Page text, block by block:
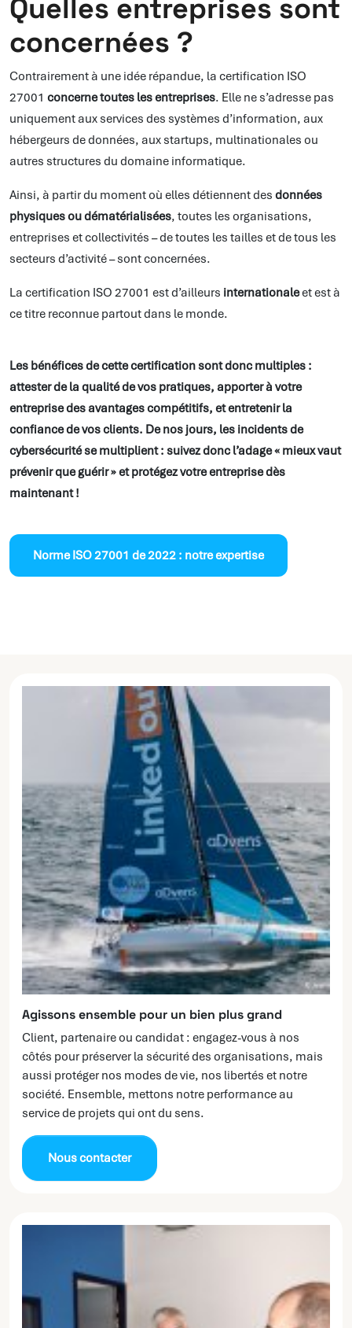
Quelles entreprises sont
concernées ?
Contrairement à une idée répandue, la certification ISO
27001 concerne toutes les entreprises. Elle ne s’adresse pas
uniquement aux services des systèmes d’information, aux
hébergeurs de données, aux startups, multinationales ou
autres structures du domaine informatique.
Ainsi, à partir du moment où elles détiennent des données
physiques ou dématérialisées, toutes les organisations,
entreprises et collectivités – de toutes les tailles et de tous les
secteurs d’activité – sont concernées.
La certification ISO 27001 est d’ailleurs internationaleet est à
ce titre reconnue partout dans le monde.
Les bénéfices de cette certification sont donc multiples :
attester de la qualité de vos pratiques, apporter à votre
entreprise des avantages compétitifs, et entretenir la
confiance de vos clients. De nos jours, les incidents de
cybersécurité se multiplient : suivez donc l’adage « mieux vaut
prévenir que guérir » et protégez votre entreprise dès
maintenant !
Norme ISO 27001 de 2022 : notre expertise
Agissons ensemble pour un bien plus grand
Client, partenaire ou candidat : engagez-vous à nos
côtés pour préserver la sécurité des organisations, mais
aussi protéger nos modes de vie, nos libertés et notre
société. Ensemble, mettons notre performance au
service de projets qui ont du sens.
Nous contacter